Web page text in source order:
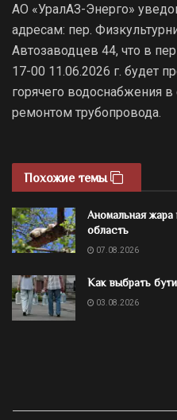
АО «УралАЗ-Энерго»
адресам: пер.
Автозаводцев 44, что в
17-00 11.06.2026 г. будет
горячего водоснабжения
ремонтом трубопровода.
Похожие темы
Аномальная
область
07.08.2026
Как выбрать
03.08.2026